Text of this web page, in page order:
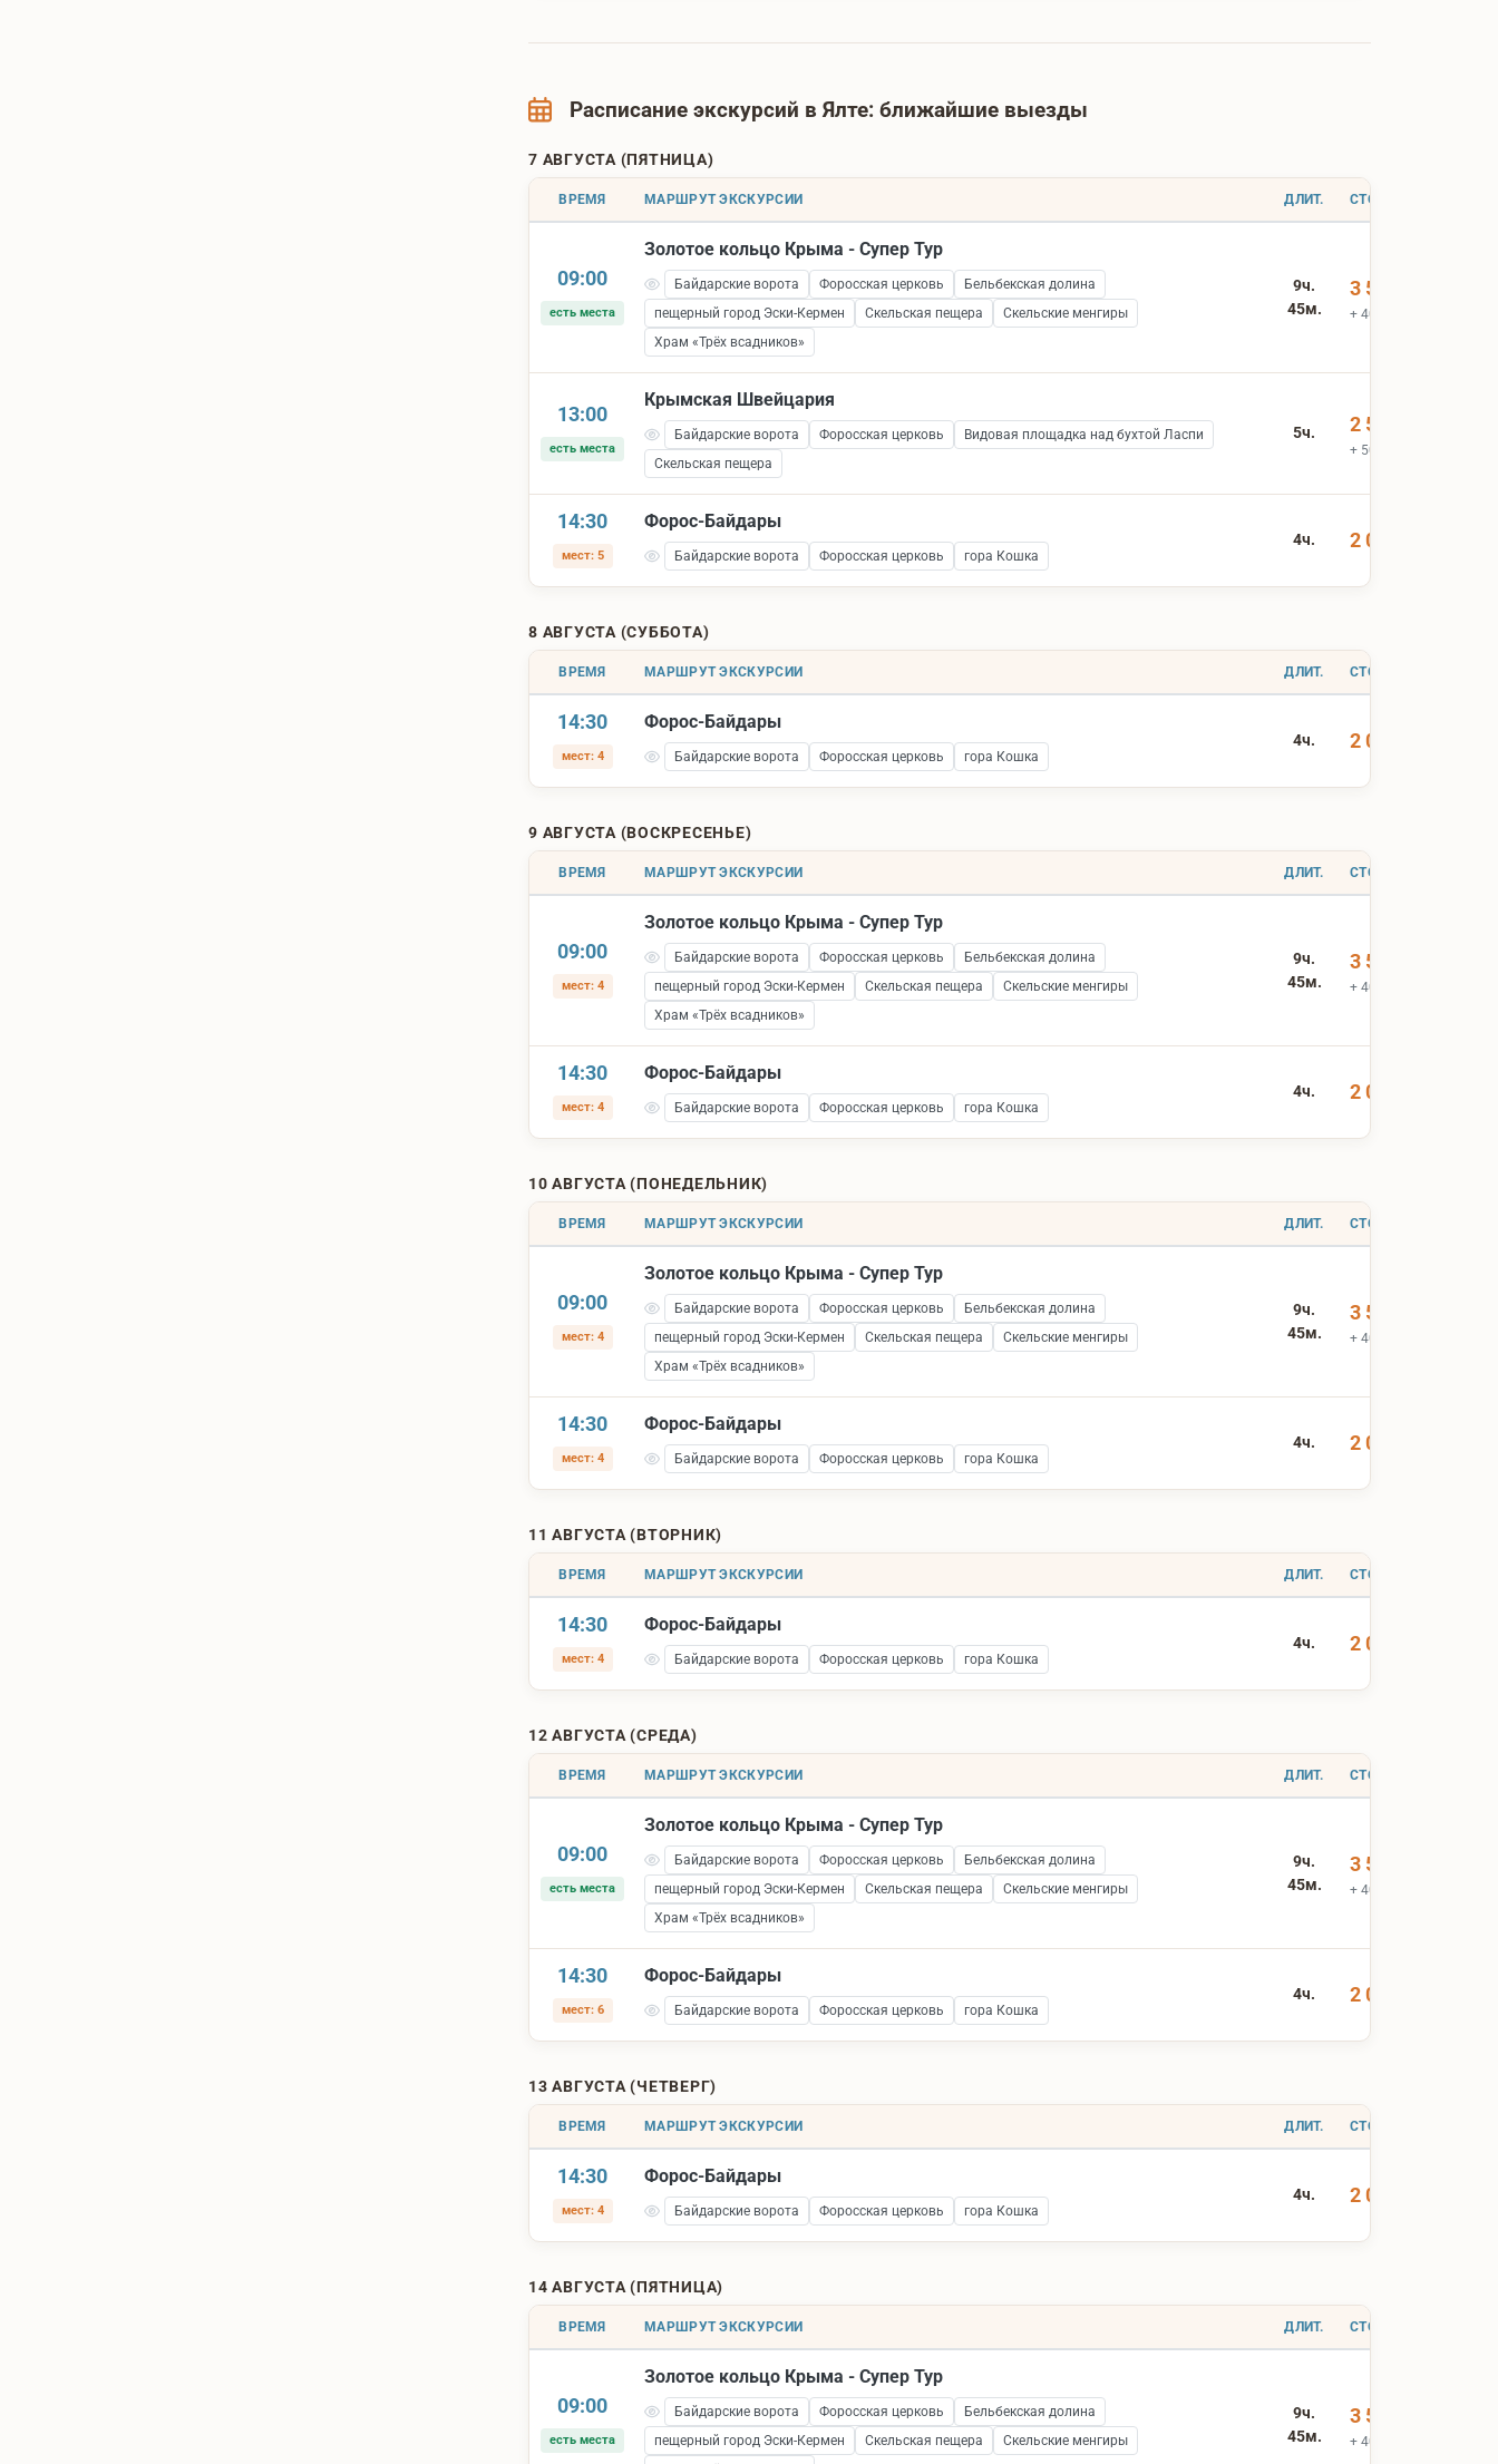
Расписание экскурсий в Ялте: ближайшие выезды
7 АВГУСТА (ПЯТНИЦА)
ВРЕМЯ МАРШРУТ ЭКСКУРСИИ ДЛИТ. СТОИМОСТЬ
09:00
есть места
Золотое кольцо Крыма - Супер Тур
Байдарские ворота Форосская церковь
Бельбекская долина
пещерный город Эски-Кермен
Скельская пещера
Скельские менгиры
Храм «Трёх всадников»
9ч.
45м.
3 500 ₽
+ 400 ₽ вх.билеты
13:00
есть места
Крымская Швейцария
Байдарские ворота Форосская церковь
Видовая площадка над бухтой Ласпи
Скельская пещера
5ч. 2 500 ₽
+ 500 ₽ вх.билеты
14:30
мест: 5
Форос-Байдары
Байдарские ворота Форосская церковь гора Кошка
4ч. 2 000 ₽
8 АВГУСТА (СУББОТА)
ВРЕМЯ МАРШРУТ ЭКСКУРСИИ ДЛИТ. СТОИМОСТЬ
14:30
мест: 4
Форос-Байдары
Байдарские ворота Форосская церковь гора Кошка
4ч. 2 000 ₽
9 АВГУСТА (ВОСКРЕСЕНЬЕ)
ВРЕМЯ МАРШРУТ ЭКСКУРСИИ ДЛИТ. СТОИМОСТЬ
09:00
мест: 4
Золотое кольцо Крыма - Супер Тур
Байдарские ворота Форосская церковь
Бельбекская долина
пещерный город Эски-Кермен
Скельская пещера
Скельские менгиры
Храм «Трёх всадников»
9ч.
45м.
3 500 ₽
+ 400 ₽ вх.билеты
14:30
мест: 4
Форос-Байдары
Байдарские ворота Форосская церковь гора Кошка
4ч. 2 000 ₽
10 АВГУСТА (ПОНЕДЕЛЬНИК)
ВРЕМЯ МАРШРУТ ЭКСКУРСИИ ДЛИТ. СТОИМОСТЬ
09:00
мест: 4
Золотое кольцо Крыма - Супер Тур
Байдарские ворота Форосская церковь
Бельбекская долина
пещерный город Эски-Кермен
Скельская пещера
Скельские менгиры
Храм «Трёх всадников»
9ч.
45м.
3 500 ₽
+ 400 ₽ вх.билеты
14:30
мест: 4
Форос-Байдары
Байдарские ворота Форосская церковь гора Кошка
4ч. 2 000 ₽
11 АВГУСТА (ВТОРНИК)
ВРЕМЯ МАРШРУТ ЭКСКУРСИИ ДЛИТ. СТОИМОСТЬ
14:30
мест: 4
Форос-Байдары
Байдарские ворота Форосская церковь гора Кошка
4ч. 2 000 ₽
12 АВГУСТА (СРЕДА)
ВРЕМЯ МАРШРУТ ЭКСКУРСИИ ДЛИТ. СТОИМОСТЬ
09:00
есть места
Золотое кольцо Крыма - Супер Тур
Байдарские ворота Форосская церковь
Бельбекская долина
пещерный город Эски-Кермен
Скельская пещера
Скельские менгиры
Храм «Трёх всадников»
9ч.
45м.
3 500 ₽
+ 400 ₽ вх.билеты
14:30
мест: 6
Форос-Байдары
Байдарские ворота Форосская церковь гора Кошка
4ч. 2 000 ₽
13 АВГУСТА (ЧЕТВЕРГ)
ВРЕМЯ МАРШРУТ ЭКСКУРСИИ ДЛИТ. СТОИМОСТЬ
14:30
мест: 4
Форос-Байдары
Байдарские ворота Форосская церковь гора Кошка
4ч. 2 000 ₽
14 АВГУСТА (ПЯТНИЦА)
ВРЕМЯ МАРШРУТ ЭКСКУРСИИ ДЛИТ. СТОИМОСТЬ
09:00
есть места
Золотое кольцо Крыма - Супер Тур
Байдарские ворота Форосская церковь
Бельбекская долина
пещерный город Эски-Кермен
Скельская пещера
Скельские менгиры
9ч.
45м.
3 500 ₽
+ 400 ₽ вх.билеты